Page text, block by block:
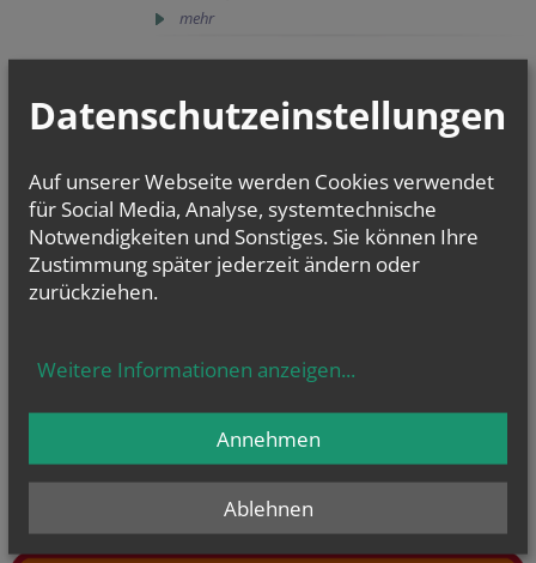
mehr
Am Sonntag, dem Tag der Auferstehung Jesu Christi,
versammeln sich Christen auf der ganzen Welt zum
Jesu, seinem Auftrag entsprechend, der sagt: "Tut
dies zu meinem Gedächtnis." In der Feier der Messe
wird das Wort Gottes aus der Bibel vorgelesen und
die Gegenwart Jesu Christi in Brot und Wein gefeiert.
mehr
GOTTESDIENSTE
Datenschutzeinstellungen
Auf unserer Webseite werden Cookies verwendet
für Social Media, Analyse, systemtechnische
Notwendigkeiten und Sonstiges. Sie können Ihre
Zustimmung später jederzeit ändern oder
zurückziehen.
Weitere Informationen anzeigen...
Ablehnen
Annehmen